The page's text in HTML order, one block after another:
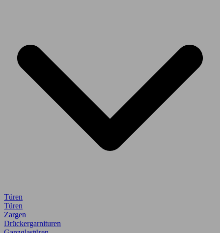
Türen
Türen
Zargen
Drückergarnituren